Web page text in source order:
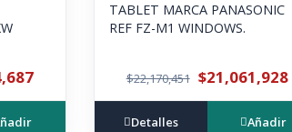
TABLET MARCA PANASONIC
REF FZ-M1 WINDOWS.
$22,170,451 $21,061,928
Detalles Añadir